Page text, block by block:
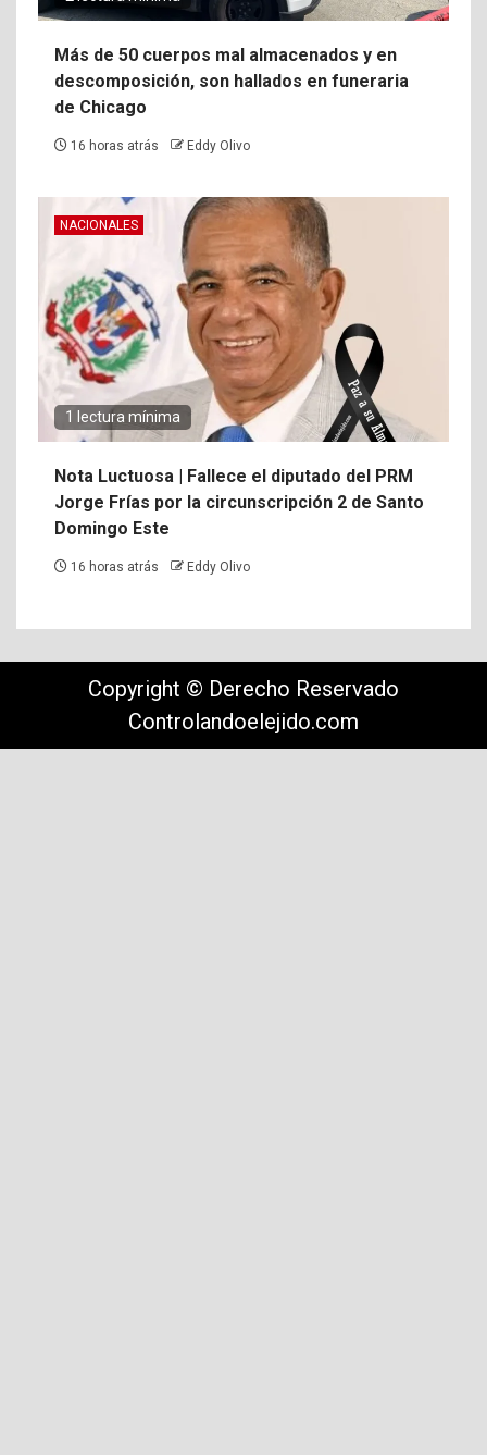
Más de 50 cuerpos mal almacenados y en
descomposición, son hallados en funeraria
de Chicago
16 horas atrás Eddy Olivo
NACIONALES
1 lectura mínima
Nota Luctuosa | Fallece el diputado del PRM
Jorge Frías por la circunscripción 2 de Santo
Domingo Este
16 horas atrás Eddy Olivo
Copyright © Derecho Reservado
Controlandoelejido.com